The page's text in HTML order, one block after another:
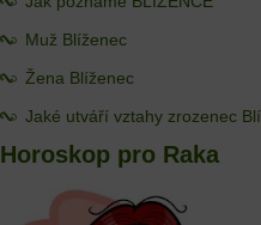
Muž Blíženec
Žena Blíženec
Jaké utváří vztahy zrozenec
Horoskop pro Raka